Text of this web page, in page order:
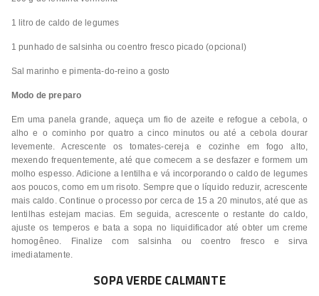
1 litro de caldo de legumes
1 punhado de salsinha ou coentro fresco picado (opcional)
Sal marinho e pimenta-do-reino a gosto
Modo de preparo
Em uma panela grande, aqueça um fio de azeite e refogue a cebola, o
alho e o cominho por quatro a cinco minutos ou até a cebola dourar
levemente. Acrescente os tomates-cereja e cozinhe em fogo alto,
mexendo frequentemente, até que comecem a se desfazer e formem um
molho espesso. Adicione a lentilha e vá incorporando o caldo de legumes
aos poucos, como em um risoto. Sempre que o líquido reduzir, acrescente
mais caldo. Continue o processo por cerca de 15 a 20 minutos, até que as
lentilhas estejam macias. Em seguida, acrescente o restante do caldo,
ajuste os temperos e bata a sopa no liquidificador até obter um creme
homogêneo. Finalize com salsinha ou coentro fresco e sirva
imediatamente.
SOPA VERDE CALMANTE